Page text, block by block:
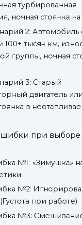
турбированная
ночная стоянка
2: Автомобиль
100+ тысяч км,
группы, ночная
3: Старый
двигатель
в
при выборе
№1: «Зимушка»
№2:
при работе)
№3: